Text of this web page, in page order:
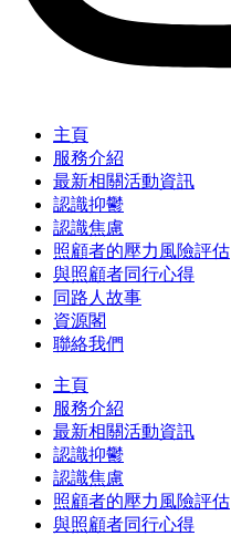
主頁
服務介紹
最新相關活動資訊
認識抑鬱
認識焦慮
照顧者的壓力風險評估
與照顧者同行心得
同路人故事
資源閣
聯絡我們
主頁
服務介紹
最新相關活動資訊
認識抑鬱
認識焦慮
照顧者的壓力風險評估
與照顧者同行心得